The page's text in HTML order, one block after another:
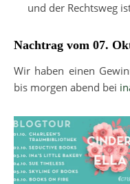
und der Rechtsweg
Nachtrag vom 07.
Wir haben einen
bis morgen abend bei